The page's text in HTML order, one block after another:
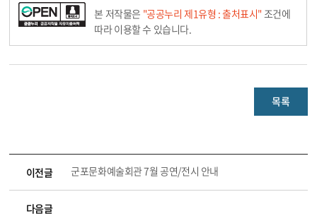
본 저작물은 "공공누리 제1유형 : 출처표시" 조건에
따라 이용할 수 있습니다.
목록
이전글 군포문화예술회관 7월 공연/전시 안내
다음글